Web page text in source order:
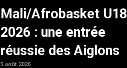
Mali/Afrobasket U18
2026 : une entrée
réussie des Aiglons
5 août 2026